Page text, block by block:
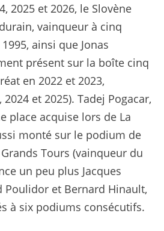
2025 et 2026, le Slovène
vainqueur à cinq
ainsi que Jonas
présent sur la boîte cinq
en 2022 et 2023,
et 2025). Tadej Pogacar,
place acquise lors de La
monté sur le podium de
Tours (vainqueur du
un peu plus Jacques
Poulidor et Bernard Hinault,
à six podiums consécutifs.